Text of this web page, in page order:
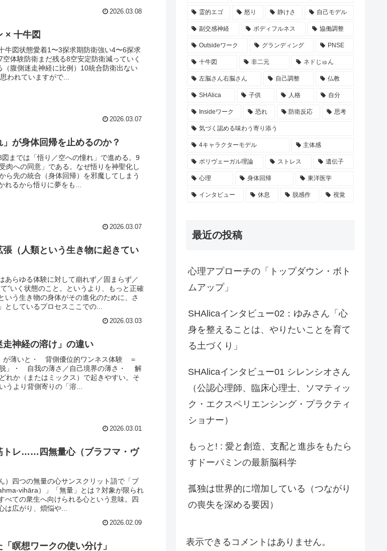
2026.03.08
× 十牛図
牛図状態愛着1〜3探求期防衛強い4〜6探求
体験防衛まだ残る8空安定防衛減っていく
（腹側迷走神経に比例）10統合防衛出ない
われていますがで...
2026.03.07
が身体回帰を止めるのか？
までは「悟り／空への憧れ」で進める。9
肉への同意」である。なぜ悟りを神聖化し
ら先の統合（身体回帰）を邪魔してしまう
れるから悟りに夢をも...
2026.03.07
（人類という生き物に起きてい
あらゆる体験に対して崩れず／固まらず／
”いく状態のこと。というより、もっと正確
いう生き物の身体がその進化のために、さ
としているプロセスここでの...
2026.03.03
走神経の溶け」の違い
が薄いと・ 背側優位的ワンネス体験 ＝
脱」・ 自我の薄さ／自己境界の薄さ・ 解
れか（またはミックス）で起きやすい。そ
うより背側寄りの「溶...
2026.03.01
トレ……四無量心（ブラフマ・ヴ
）四つの無量の心サンスクリット語で「ブ
vihāra）」「無量」とは？対象が限られ
べての衆生へ向けられる心という意味。四
は広がり、煩悩や...
2026.02.09
瞑想ワークの使い分け」
霊的エゴ 怒り 静けさ 自己モデル
副交感神経 ボディフルネス 協働調整
Outsideワーク グランディング PNSE
十牛図 非二元 ネドじゅん
左脳さん右脳さん 自己調整 仏教
SHAlica 子供 人格 自分
Insideワーク 恐れ 防衛反応 思考
気づく認める味わう寄り添う
4キャラクターモデル 主体感
ポリヴェーガル理論 ストレス 遺伝子
心理 身体回帰 東洋医学
インタビュー 休息 脱感作 視覚
最近の投稿
心理アプローチの「トップダウン・ボト
ムアップ」
SHAlicaインタビュー02：ゆみさん「心
身を整えることは、やりたいことを育て
る土づくり」
SHAlicaインタビュー01 シレンシオさん
（公認心理師、臨床心理士、ソマティッ
ク・エクスペリエンシング・プラクティ
ショナー）
もっと! : 愛と創造、支配と進歩をもたら
すドーパミンの最新脳科学
孤独は世界的に増加している（つながり
の喪失を深める要因）
表示できるコメントはありません。